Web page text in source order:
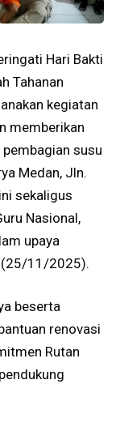
Hari Bakti
Tahanan
kegiatan
memberikan
susu
Medan, Jln.
sekaligus
Nasional,
upaya
(25/11/2025).
beserta
renovasi
Rutan